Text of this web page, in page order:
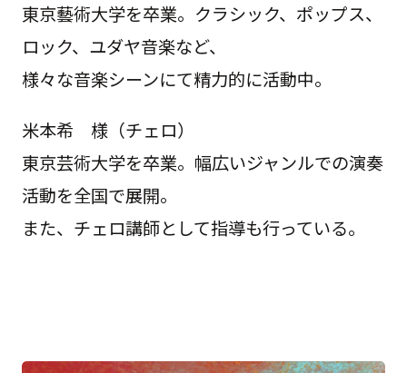
東京藝術大学を卒業。クラシック、ポップス、
ロック、ユダヤ音楽など、
様々な音楽シーンにて精力的に活動中。
米本希 様（チェロ）
東京芸術大学を卒業。幅広いジャンルでの演奏
活動を全国で展開。
また、チェロ講師として指導も行っている。